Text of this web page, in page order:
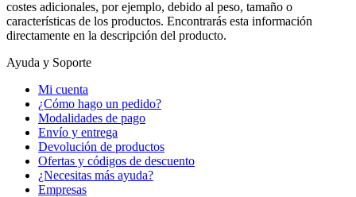
costes adicionales, por ejemplo, debido al peso, tamaño o
características de los productos. Encontrarás esta información
directamente en la descripción del producto.
Ayuda y Soporte
Mi cuenta
¿Cómo hago un pedido?
Modalidades de pago
Envío y entrega
Devolución de productos
Ofertas y códigos de descuento
¿Necesitas más ayuda?
Empresas